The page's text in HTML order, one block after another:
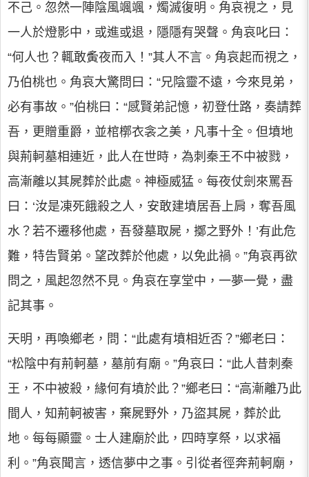
不己。忽然一陣陰風颯颯，燭滅復明。角哀視之，見
一人於燈影中，或進或退，隱隱有哭聲。角哀叱曰：
“何人也？輒敢夤夜而入！”其人不言。角哀起而視之，
乃伯桃也。角哀大驚問曰：“兄陰靈不遠，今來見弟，
必有事故。”伯桃曰：“感賢弟記憶，初登仕路，奏請葬
吾，更贈重爵，並棺槨衣衾之美，凡事十全。但墳地
與荊軻墓相連近，此人在世時，為刺秦王不中被戮，
高漸離以其屍葬於此處。神極威猛。每夜仗劍來罵吾
曰：‘汝是凍死餓殺之人，安敢建墳居吾上肩，奪吾風
水？若不遷移他處，吾發墓取屍，擲之野外！’有此危
難，特告賢弟。望改葬於他處，以免此禍。”角哀再欲
問之，風起忽然不見。角哀在享堂中，一夢一覺，盡
記其事。
天明，再喚鄉老，問：“此處有墳相近否？”鄉老曰：
“松陰中有荊軻墓，墓前有廟。”角哀曰：“此人昔刺秦
王，不中被殺，緣何有墳於此？”鄉老曰：“高漸離乃此
間人，知荊軻被害，棄屍野外，乃盜其屍，葬於此
地。每每顯靈。士人建廟於此，四時享祭，以求福
利。”角哀聞言，透信夢中之事。引從者徑奔荊軻廟，